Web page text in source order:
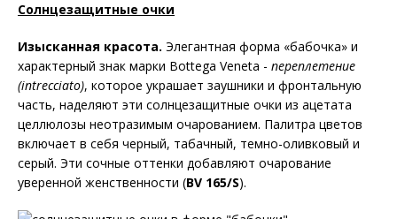
Солнцезащитные очки
Изысканная красота. Элегантная форма «бабочка» и
характерный знак марки Bottega Veneta - переплетение
(intrecciato), которое украшает заушники и фронтальную
часть, наделяют эти солнцезащитные очки из ацетата
целлюлозы неотразимым очарованием. Палитра цветов
включает в себя черный, табачный, темно-оливковый и
серый. Эти сочные оттенки добавляют очарование
уверенной женственности (BV 165/S).